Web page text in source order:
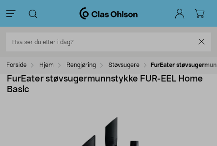
Forside Hjem Rengjøring Støvsugere FurEater
FurEater støvsugermunnstykke FUR-EEL Home
Basic